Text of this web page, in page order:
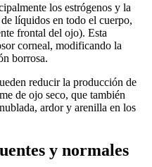
los estrógenos y la
líquidos en todo el cuerpo,
frontal del ojo). Esta
corneal, modificando la
borrosa.
reducir la producción de
de ojo seco, que también
ardor y arenilla en los
y normales